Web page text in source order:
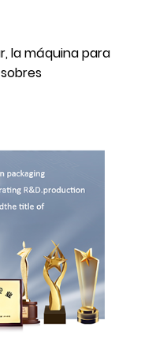
la máquina para